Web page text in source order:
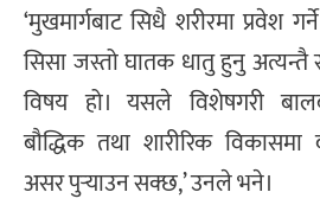
‘मुखमार्गबाट सिधै शरीरमा प्रवेश
सिसा जस्तो घातक धातु हुनु
विषय हो। यसले विशेषगरी
बौद्धिक तथा शारीरिक विकासमा
असर पुर्‍याउन सक्छ,’ उनले भने।